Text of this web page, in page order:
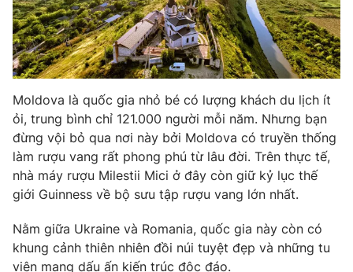
Moldova là quốc gia nhỏ bé có lượng khách du lịch ít
ỏi, trung bình chỉ 121.000 người mỗi năm. Nhưng bạn
đừng vội bỏ qua nơi này bởi Moldova có truyền thống
làm rượu vang rất phong phú từ lâu đời. Trên thực tế,
nhà máy rượu Milestii Mici ở đây còn giữ kỷ lục thế
giới Guinness về bộ sưu tập rượu vang lớn nhất.
Nằm giữa Ukraine và Romania, quốc gia này còn có
khung cảnh thiên nhiên đồi núi tuyệt đẹp và những tu
viện mang dấu ấn kiến trúc độc đáo.